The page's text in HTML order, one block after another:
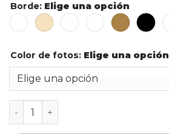
Borde: Elige una opción
Color de fotos: Elige una opción